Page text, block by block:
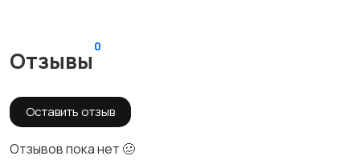
Отзывы
0
Оставить отзыв
Отзывов пока нет 🥴